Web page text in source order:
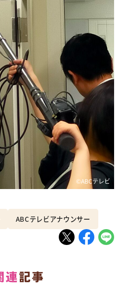
©ABCテレビ
ABCテレビアナウンサー